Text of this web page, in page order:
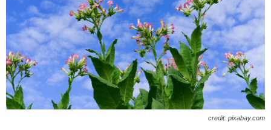
credit: pixabay.com